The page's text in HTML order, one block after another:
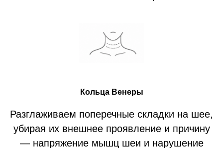
Кольца Венеры
Разглаживаем поперечные складки на шее,
убирая их внешнее проявление и причину
— напряжение мышц шеи и нарушение